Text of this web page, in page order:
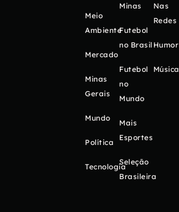
Meio
Ambiente
Mercado
Minas
Gerais
Mundo
Política
Tecnologia
Minas
Futebol
no Brasil
Futebol
no
Mundo
Mais
Esportes
Seleção
Brasileira
Nas
Redes
Humor
Música